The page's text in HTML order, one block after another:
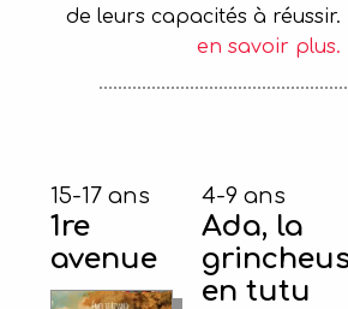
de leurs capacités à réussir.
en savoir plus.
15-17 ans
1re
avenue
4-9 ans
Ada, la
en tutu